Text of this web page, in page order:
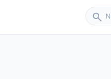
search
Sender